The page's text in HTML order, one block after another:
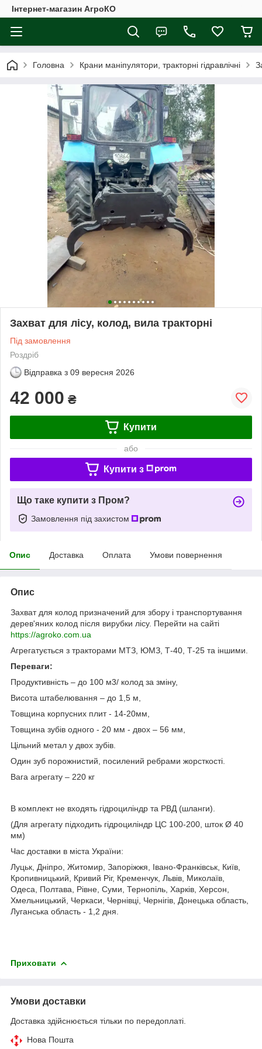
Інтернет-магазин АгроКО
Головна Крани маніпулятори, тракторні гідравлічні
Захват для лісу, колод, вила тракторні
Під замовлення
Роздріб
Відправка з 09 вересня 2026
42 000 ₴
Купити
або
Купити з
Що таке купити з Пром?
Замовлення під захистом
Опис Доставка Оплата Умови повернення
Опис
Захват для колод призначений для збору і транспортування
дерев'яних колод після вирубки лісу. Перейти на сайті
https://agroko.com.ua
Агрегатується з тракторами МТЗ, ЮМЗ, Т-40, Т-25 та іншими.
Переваги:
Продуктивність – до 100 м3/ колод за зміну,
Висота штабелювання – до 1,5 м,
Товщина корпусних плит - 14-20мм,
Товщина зубів одного - 20 мм - двох – 56 мм,
Цільний метал у двох зубів.
Один зуб порожнистий, посилений ребрами жорсткості.
Вага агрегату – 220 кг
В комплект не входять гідроциліндр та РВД (шланги).
(Для агрегату підходить гідроциліндр ЦС 100-200, шток Ø 40
мм)
Час доставки в міста України:
Луцьк, Дніпро, Житомир, Запоріжжя, Івано-Франківськ, Київ,
Кропивницький, Кривий Ріг, Кременчук, Львів, Миколаїв,
Одеса, Полтава, Рівне, Суми, Тернопіль, Харків, Херсон,
Хмельницький, Черкаси, Чернівці, Чернігів, Донецька область,
Луганська область - 1,2 дня.
Приховати
Умови доставки
Доставка здійснюється тільки по передоплаті.
Нова Пошта